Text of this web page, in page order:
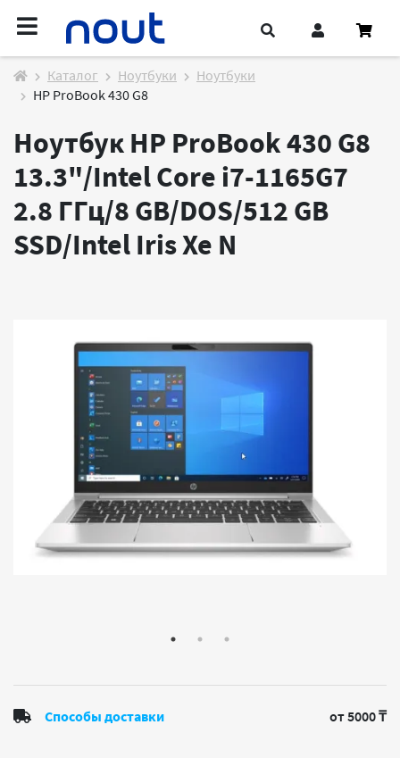
Каталог Ноутбуки
Ноутбуки
HP ProBook 430 G8
Ноутбук HP ProBook 430 G8
13.3"/Intel Core i7-1165G7
2.8 ГГц/8 GB/DOS/512 GB
SSD/Intel Iris Xe N
Способы доставки от 5000 ₸